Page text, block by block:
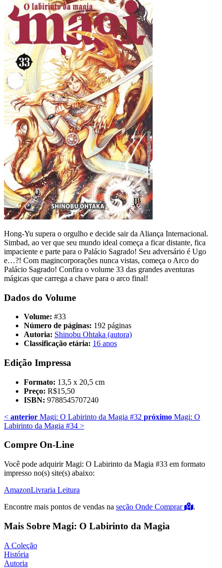
Hong-Yu supera o orgulho e decide sair da Aliança Internacional.
Simbad, ao ver que seu mundo ideal começa a ficar distante, fica
impaciente e parte para o Palácio Sagrado! Seu adversário é Ugo
e…?! Com magincorporações nunca vistas, começa o Arco do
Palácio Sagrado! Confira o volume 33 das grandes aventuras
mágicas que carrega a chave para o arco final!
Dados do Volume
Volume: #33
Número de páginas: 192 páginas
Autoria: Shinobu Ohtaka (autora)
Classificação etária: 16 anos
Edição Impressa
Formato: 13,5 x 20,5 cm
Preço: R$15,50
ISBN: 9788545707240
< anterior Magi: O Labirinto da Magia #32 próximo Magi: O
Labirinto da Magia #34 >
Compre On-Line
Você pode adquirir Magi: O Labirinto da Magia #33 em formato
impresso no(s) site(s) abaixo:
AmazonLivraria Leitura
Encontre mais pontos de vendas na seção Onde Comprar .
Mais Sobre Magi: O Labirinto da Magia
A Coleção
História
Autoria